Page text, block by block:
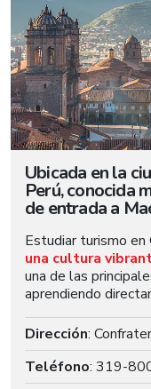
Ubicada en la
Perú, conocida
de entrada a
Estudiar turismo
una cultura
una de las
aprendiendo
Dirección:
Teléfono: 319-